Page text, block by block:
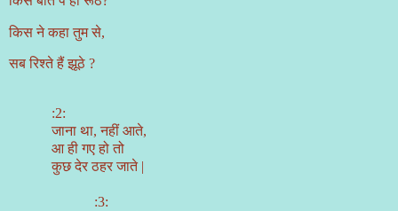
किस ने कहा तुम से,
सब रिश्ते हैं झूठे ?
:2:
जाना था,नहीं आते,
आ ही गए हो तो
कुछ देर ठहर जाते |
:3: